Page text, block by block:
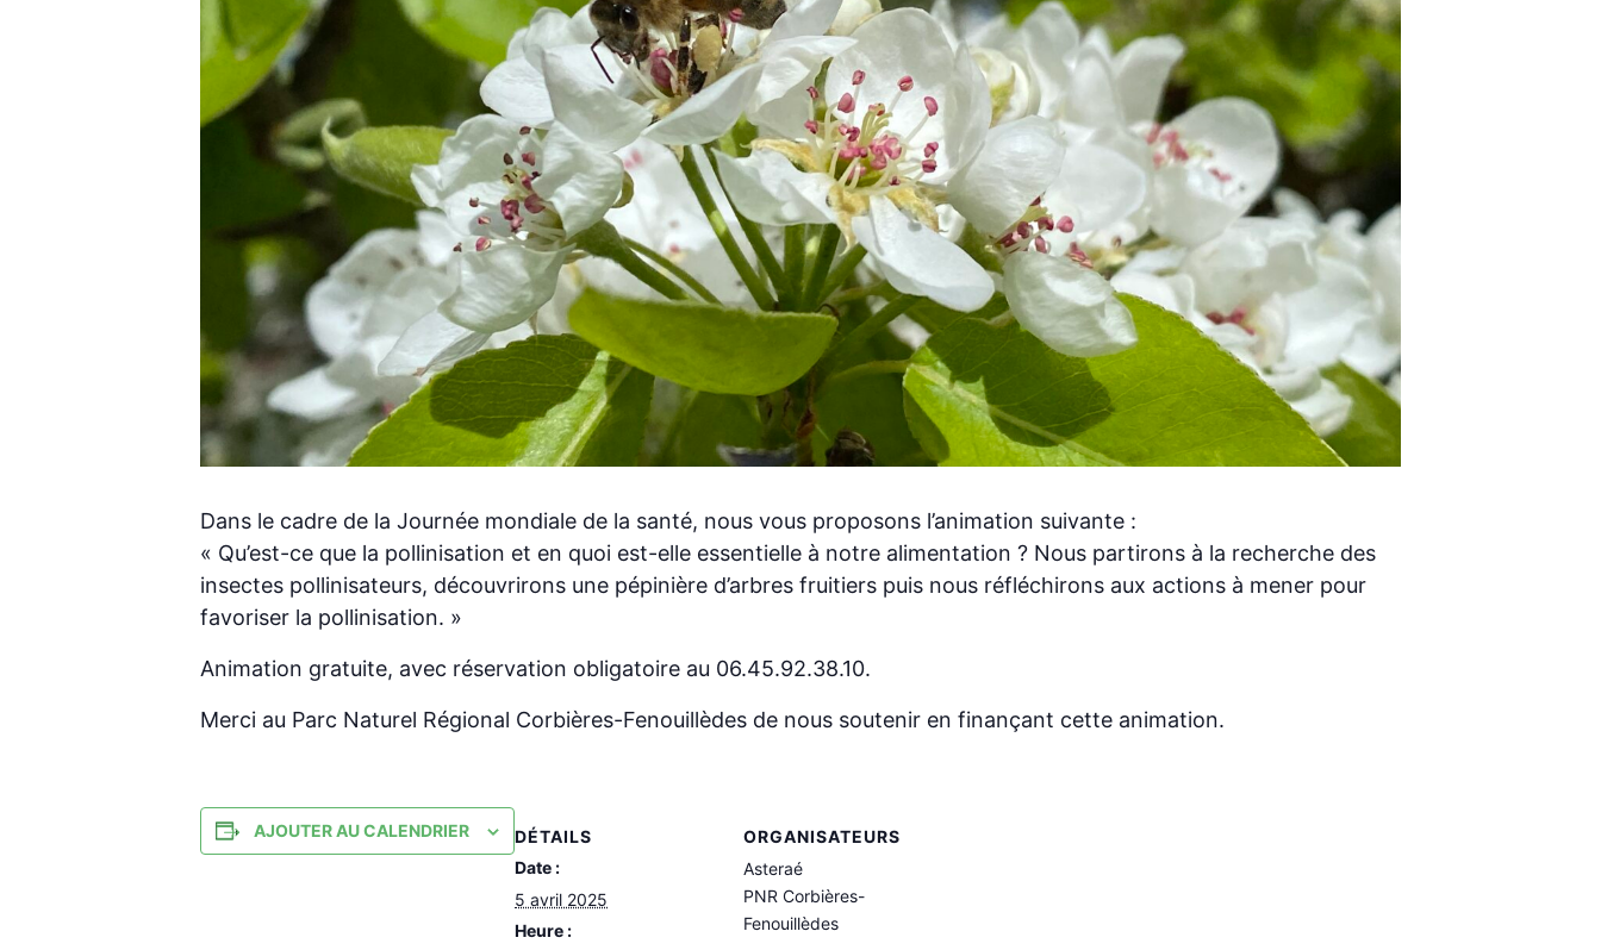
Dans le cadre de la Journée mondiale de la santé, nous vous proposons l’animation suivante :
« Qu’est-ce que la pollinisation et en quoi est-elle essentielle à notre alimentation ? Nous partirons à la recherche des
insectes pollinisateurs, découvrirons une pépinière d’arbres fruitiers puis nous réfléchirons aux actions à mener pour
favoriser la pollinisation. »
Animation gratuite, avec réservation obligatoire au 06.45.92.38.10.
Merci au Parc Naturel Régional Corbières-Fenouillèdes de nous soutenir en finançant cette animation.
AJOUTER AU CALENDRIER
DÉTAILS
Date :
5 avril 2025
Heure :
ORGANISATEURS
Asteraé
PNR Corbières-
Fenouillèdes